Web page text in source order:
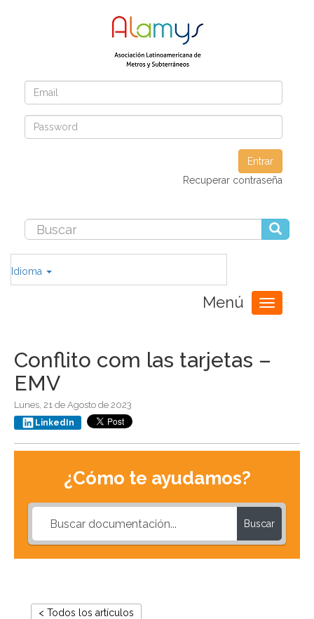
Entrar
Recuperar contraseña
Idioma
Menú
Toggle
navigation
Conflito com las tarjetas –
EMV
Lunes, 21 de Agosto de 2023
LinkedIn
¿Cómo te ayudamos?
Buscar
< Todos los artículos